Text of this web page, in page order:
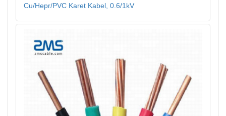
Cu/Hepr/PVC Karet Kabel, 0.6/1kV